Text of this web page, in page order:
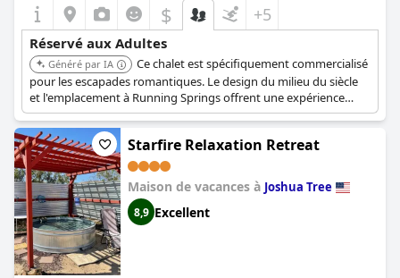
$ +5
Réservé aux Adultes
Généré par IA
Ce chalet est spécifiquement commercialisé
pour les escapades romantiques. Le design du milieu du siècle
et l'emplacement à Running Springs offrent une expérience
unique et intime pour les couples.
Starfire Relaxation Retreat
Maison de vacances à Joshua Tree
8,9 Excellent